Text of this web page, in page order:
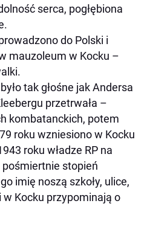
serca, pogłębiona
do Polski i
mauzoleum w Kocku –
tak głośne jak Andersa
przetrwała –
kombatanckich, potem
roku wzniesiono w Kocku
roku władze RP na
pośmiertnie stopień
imię noszą szkoły, ulice,
Kocku przypominają o